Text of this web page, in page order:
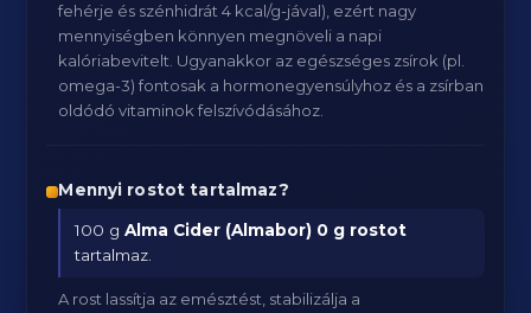
fehérje és szénhidrát 4 kcal/g-jával), ezért nagy
mennyiségben könnyen megnöveli a napi
kalóriabevitelt. Ugyanakkor az egészséges zsírok (pl.
omega-3) fontosak a hormonegyensúlyhoz és a zsírban
oldódó vitaminok felszívódásához.
Mennyi rostot tartalmaz?
100 gAlma Cider (Almabor) 0 g rostot
tartalmaz.
A rost lassítja az emésztést, stabilizálja a